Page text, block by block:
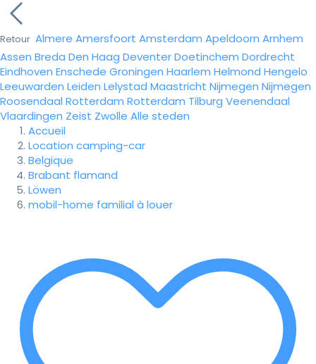
Retour Almere Amersfoort Amsterdam Apeldoorn Arnhem
Assen Breda Den Haag DeventerDoetinchem Dordrecht
Eindhoven Enschede Groningen Haarlem Helmond Hengelo
Leeuwarden Leiden Lelystad Maastricht Nijmegen Nijmegen
Roosendaal Rotterdam Rotterdam Tilburg Veenendaal
Vlaardingen Zeist Zwolle Alle steden
Accueil
Location camping-car
Belgique
Brabant flamand
Löwen
mobil-home familial à louer